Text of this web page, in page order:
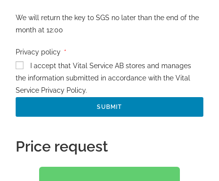
We will return the key to SGS no later than the end of the
month at 12:00
Privacy policy
I accept that Vital Service AB stores and manages
the information submitted in accordance with the Vital
Service Privacy Policy.
SUBMIT
Price request